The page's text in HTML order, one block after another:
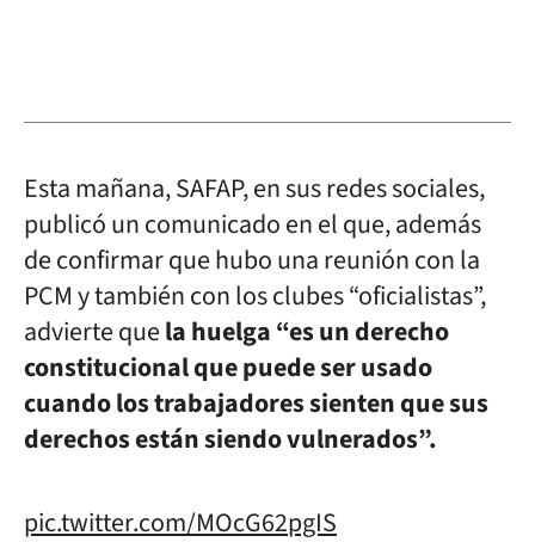
Esta mañana, SAFAP, en sus redes sociales,
publicó un comunicado en el que, además
de confirmar que hubo una reunión con la
PCM y también con los clubes “oficialistas”,
advierte quela huelga “es un derecho
constitucional que puede ser usado
cuando los trabajadores sienten que sus
derechos están siendo vulnerados”.
pic.twitter.com/MOcG62pgIS